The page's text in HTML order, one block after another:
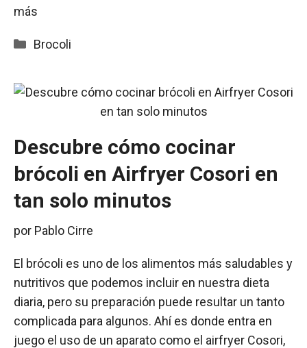
más
Categorías
Brocoli
Descubre cómo cocinar
brócoli en Airfryer Cosori en
tan solo minutos
por Pablo Cirre
El brócoli es uno de los alimentos más saludables y
nutritivos que podemos incluir en nuestra dieta
diaria, pero su preparación puede resultar un tanto
complicada para algunos. Ahí es donde entra en
juego el uso de un aparato como el airfryer Cosori,